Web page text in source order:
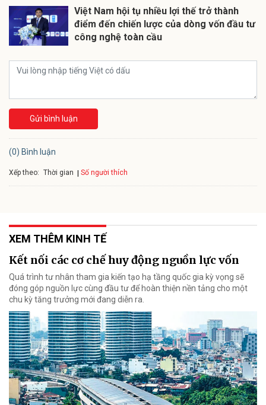
Việt Nam hội tụ nhiều lợi thế trở thành
điểm đến chiến lược của dòng vốn đầu tư
công nghệ toàn cầu
Gửi bình luận
(0) Bình luận
Xếp theo: Thời gian Số người thích
XEM THÊM KINH TẾ
Kết nối các cơ chế huy động nguồn lực vốn
Quá trình tư nhân tham gia kiến tạo hạ tầng quốc gia kỳ vọng sẽ
đóng góp nguồn lực cùng đầu tư để hoàn thiện nền tảng cho một
chu kỳ tăng trưởng mới đang diễn ra.